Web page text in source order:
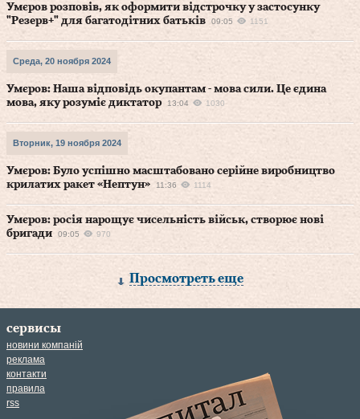
Умєров розповів, як оформити відстрочку у застосунку
"Резерв+" для багатодітних батьків
09:05 1151
Среда, 20 ноября 2024
Умєров: Наша відповідь окупантам - мова сили. Це єдина
мова, яку розуміє диктатор
13:04 1030
Вторник, 19 ноября 2024
Умєров: Було успішно масштабовано серійне виробництво
крилатих ракет «Нептун»
11:36 1114
Умєров: росія нарощує чисельність військ, створює нові
бригади
09:05 970
Просмотреть еще
сервисы
новини компаній
реклама
контакти
правила
rss